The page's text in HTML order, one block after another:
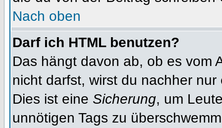
Nach oben
Darf ich HTML benutzen?
Das hängt davon ab, ob es vom
nicht darfst, wirst du nachher
Dies ist eine Sicherung, um
unnötigen Tags zu